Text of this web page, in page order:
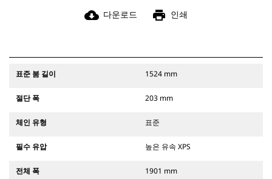
cloud_download 다운로드 print 인쇄
표준 붐 길이 1524 mm
절단 폭 203 mm
체인 유형 표준
필수 유압 높은 유속 XPS
전체 폭 1901 mm